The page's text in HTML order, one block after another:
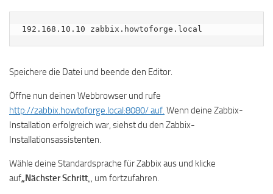
192.168.10.10 zabbix.howtoforge.local
Speichere die Datei und beende den Editor.
Öffne nun deinen Webbrowser und rufe
http://zabbix.howtoforge.local:8080/ auf. Wenn deine Zabbix-
Installation erfolgreich war, siehst du den Zabbix-
Installationsassistenten.
Wähle deine Standardsprache für Zabbix aus und klicke
auf„Nächster Schritt „, um fortzufahren.